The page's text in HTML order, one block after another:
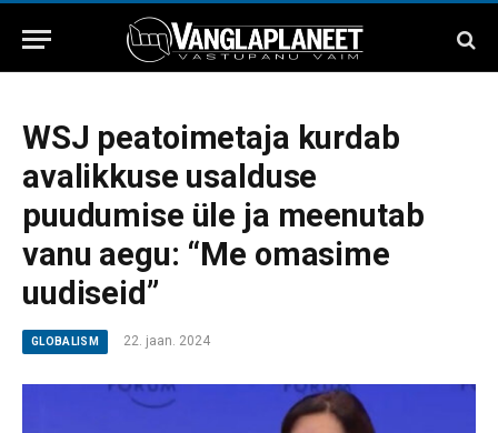
WSJ peatoimetaja kurdab
avalikkuse usalduse
puudumise üle ja meenutab
vanu aegu: “Me omasime
uudiseid”
GLOBALISM 22. jaan. 2024